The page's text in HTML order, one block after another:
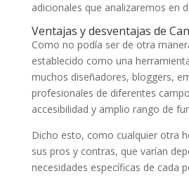
adicionales que analizaremos en
Ventajas y desventajas de
Como no podía ser de otra
establecido como una
muchos diseñadores, bloggers,
profesionales de diferentes
accesibilidad y amplio rango de
Dicho esto, como cualquier otra
sus pros y contras, que varían
necesidades específicas de cada